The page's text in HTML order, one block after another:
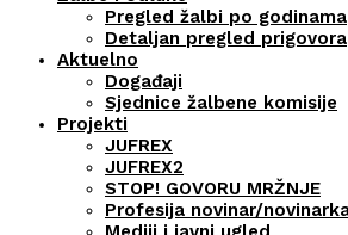
Pregled žalbi po godinama
Detaljan pregled prigovora
Aktuelno
Događaji
Sjednice žalbene komisije
Projekti
JUFREX
JUFREX2
STOP! GOVORU MRŽNJE
Profesija novinar/